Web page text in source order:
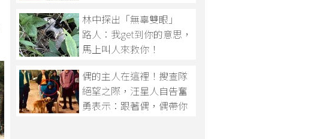
林中探出「無辜雙眼」
路人：我get到你的意思，
馬上叫人來救你！
偶的主人在這裡！搜查隊
絕望之際，汪星人自告奮
勇表示：跟著偶，偶帶你